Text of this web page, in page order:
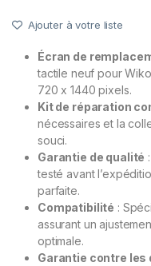
Ajouter à votre liste
Écran de
tactile neuf pour
720 x 1440 pixels.
Kit de réparation
nécessaires et la
souci.
Garantie de qualité
testé avant
parfaite.
Compatibilité :
assurant un
optimale.
Garantie contre